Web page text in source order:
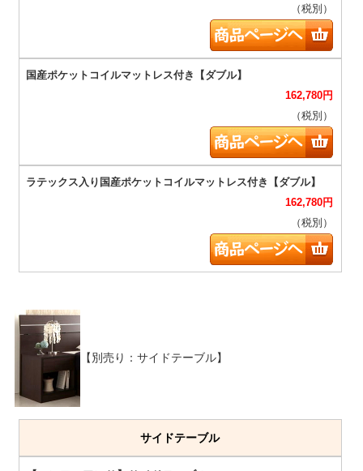
（税別）
162,780円
（税別）
162,780円
（税別）
【別売り：サイドテーブル】
サイドテーブル